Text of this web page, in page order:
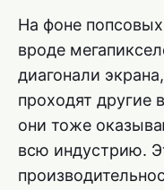
На фоне
вроде
диагонали
проходят другие
они тоже
всю индустрию.